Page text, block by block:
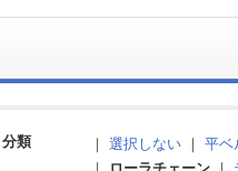
分類 ｜ 選択しない｜ 平ベ